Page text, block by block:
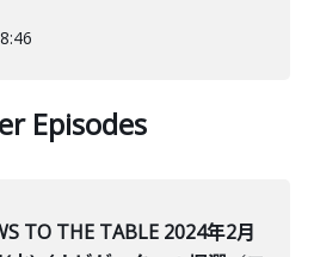
Episodes
TO THE TABLE 2024年2月